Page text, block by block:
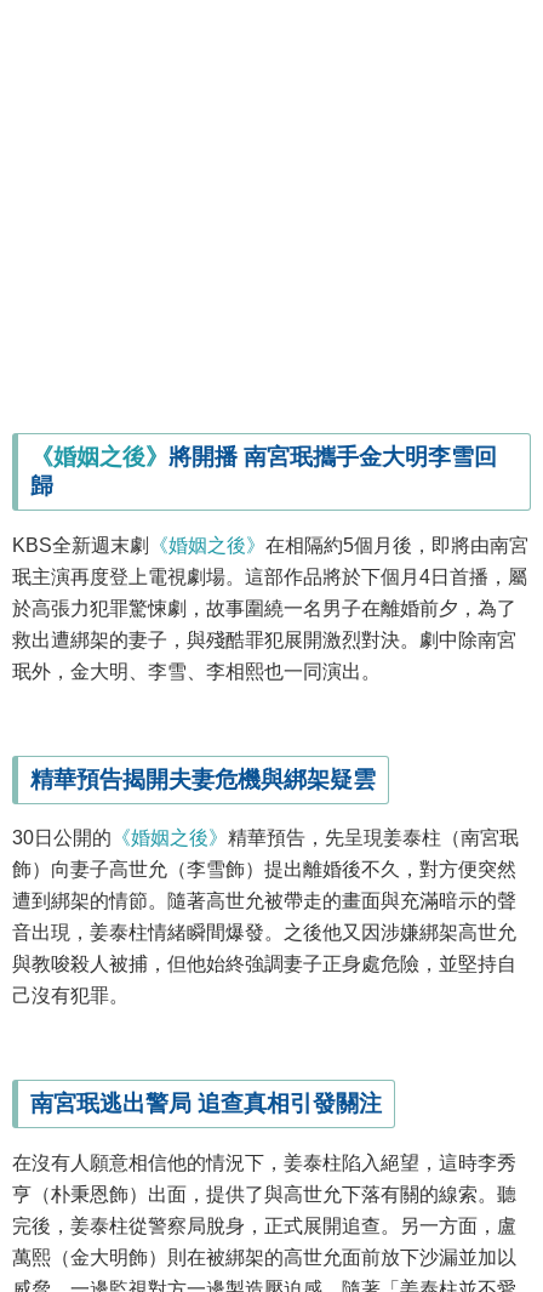
《婚姻之後》 將開播 南宮珉攜手金大明李雪回
歸
KBS全新週末劇 《婚姻之後》 在相隔約5個月後，即將由南宮
珉主演再度登上電視劇場。這部作品將於下個月4日首播，屬
於高張力犯罪驚悚劇，故事圍繞一名男子在離婚前夕，為了
救出遭綁架的妻子，與殘酷罪犯展開激烈對決。劇中除南宮
珉外，金大明、李雪、李相熙也一同演出。
精華預告揭開夫妻危機與綁架疑雲
30日公開的 《婚姻之後》 精華預告，先呈現姜泰柱（南宮珉
飾）向妻子高世允（李雪飾）提出離婚後不久，對方便突然
遭到綁架的情節。隨著高世允被帶走的畫面與充滿暗示的聲
音出現，姜泰柱情緒瞬間爆發。之後他又因涉嫌綁架高世允
與教唆殺人被捕，但他始終強調妻子正身處危險，並堅持自
己沒有犯罪。
南宮珉逃出警局 追查真相引發關注
在沒有人願意相信他的情況下，姜泰柱陷入絕望，這時李秀
亨（朴秉恩飾）出面，提供了與高世允下落有關的線索。聽
完後，姜泰柱從警察局脫身，正式展開追查。另一方面，盧
萬熙（金大明飾）則在被綁架的高世允面前放下沙漏並加以